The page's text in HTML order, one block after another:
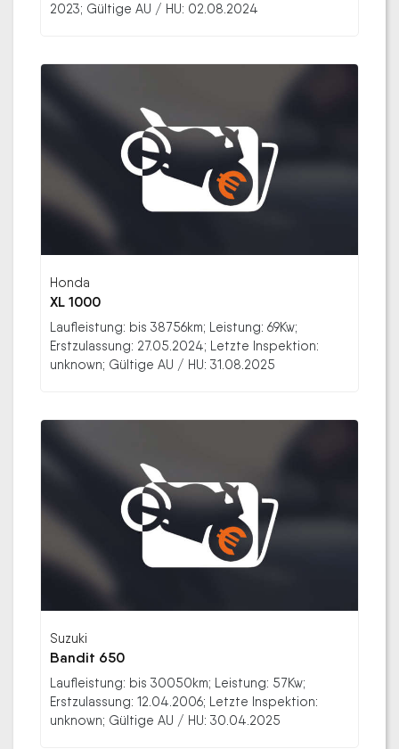
2023; Gültige AU / HU: 02.08.2024
Honda
XL 1000
Laufleistung: bis 38756km; Leistung: 69Kw;
Erstzulassung: 27.05.2024; Letzte Inspektion:
unknown; Gültige AU / HU: 31.08.2025
Suzuki
Bandit 650
Laufleistung: bis 30050km; Leistung: 57Kw;
Erstzulassung: 12.04.2006; Letzte Inspektion:
unknown; Gültige AU / HU: 30.04.2025